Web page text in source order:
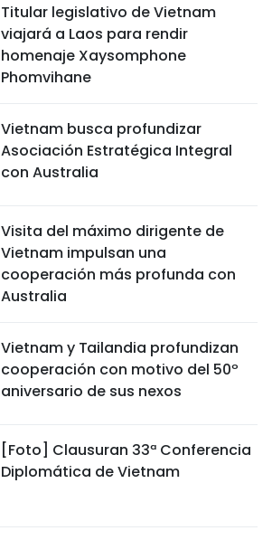
Titular legislativo de Vietnam
viajará a Laos para rendir
homenaje Xaysomphone
Phomvihane
Vietnam busca profundizar
Asociación Estratégica Integral
con Australia
Visita del máximo dirigente de
Vietnam impulsan una
cooperación más profunda con
Australia
Vietnam y Tailandia profundizan
cooperación con motivo del 50º
aniversario de sus nexos
[Foto] Clausuran 33ª Conferencia
Diplomática de Vietnam